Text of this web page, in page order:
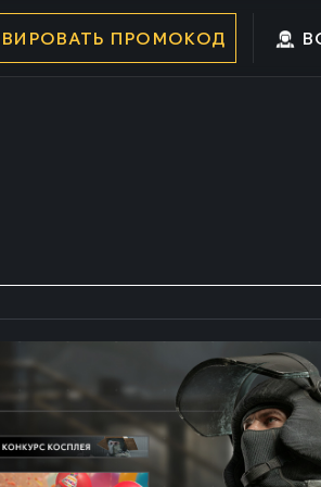
ПРОМОКОД